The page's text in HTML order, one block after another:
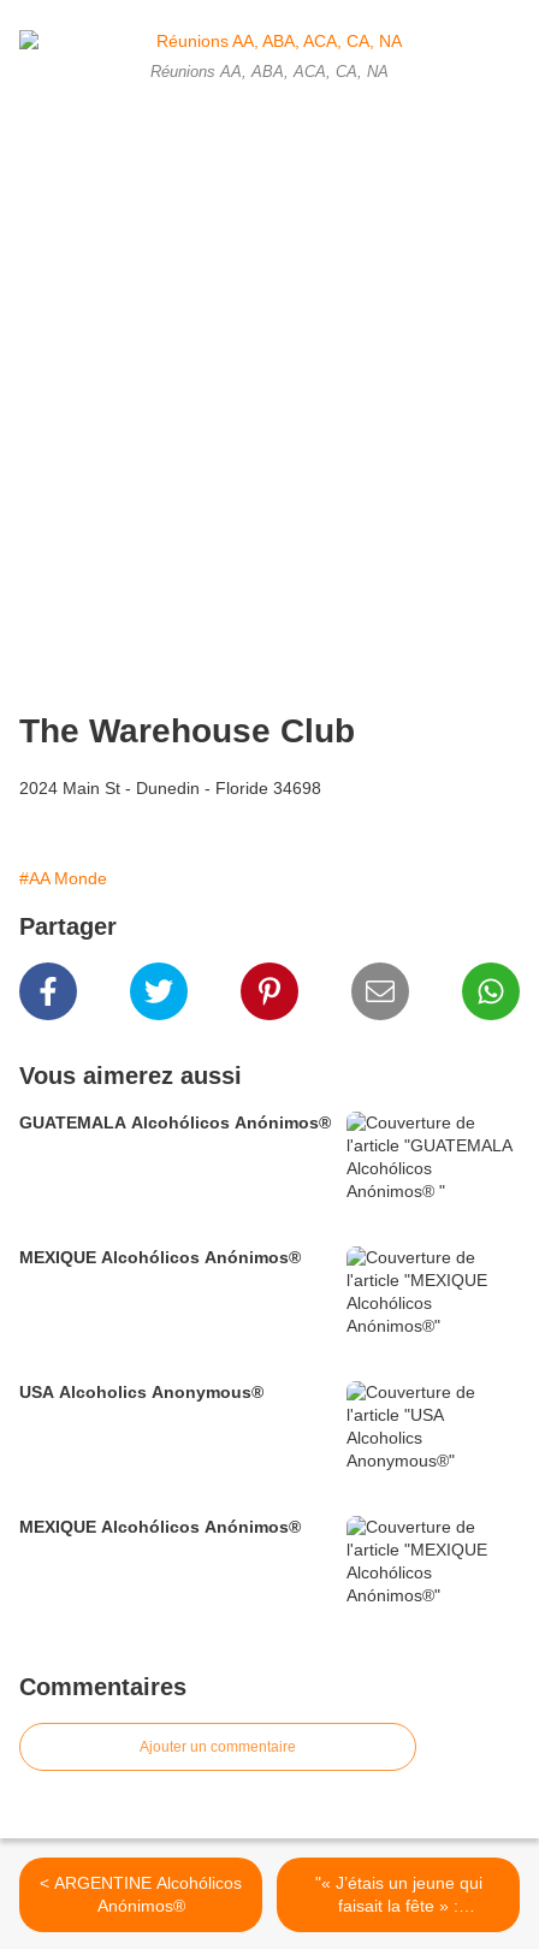
Réunions AA, ABA, ACA, CA, NA
The Warehouse Club
2024 Main St - Dunedin - Floride 34698
#AA Monde
Partager
Vous aimerez aussi
GUATEMALA Alcohólicos Anónimos®
MEXIQUE Alcohólicos Anónimos®
USA Alcoholics Anonymous®
MEXIQUE Alcohólicos Anónimos®
Commentaires
Ajouter un commentaire
< ARGENTINE Alcohólicos
Anónimos®
"« J’étais un jeune qui
faisait la fête » :
témoignages forts à la